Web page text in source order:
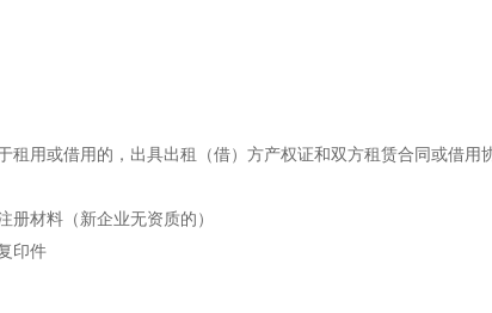
用或借用的，出具出租（借）方产权证和双方租赁合同或借用
材料（新企业无资质的）
印件